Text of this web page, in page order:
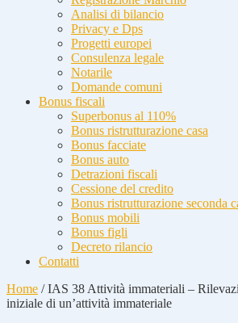
Analisi di bilancio
Privacy e Dps
Progetti europei
Consulenza legale
Notarile
Domande comuni
Bonus fiscali
Superbonus al 110%
Bonus ristrutturazione casa
Bonus facciate
Bonus auto
Detrazioni fiscali
Cessione del credito
Bonus ristrutturazione seconda
Bonus mobili
Bonus figli
Decreto rilancio
Contatti
Home /IAS 38 Attività immateriali –
iniziale di un’attività immateriale